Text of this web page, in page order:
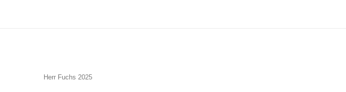
Herr Fuchs 2025